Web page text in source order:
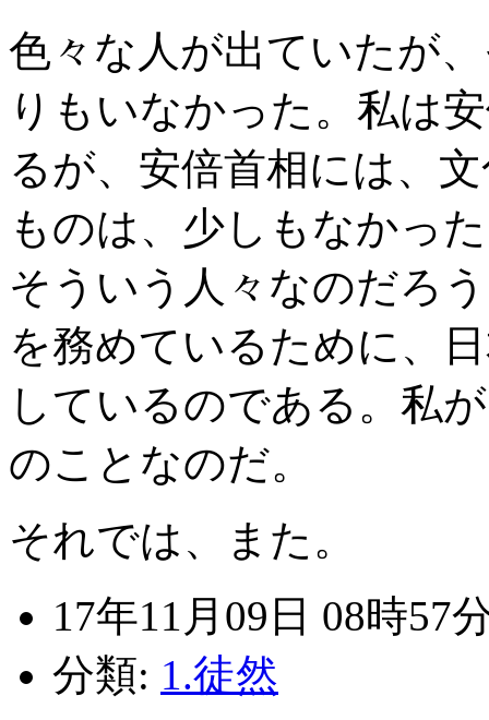
色々な人が出ていたが
りもいなかった。私は
るが、安倍首相には、
ものは、少しもなかっ
そういう人々なのだろ
を務めているために、
しているのである。私
のことなのだ。
それでは、また。
17年11月09日 08時57
分類: 1.徒然